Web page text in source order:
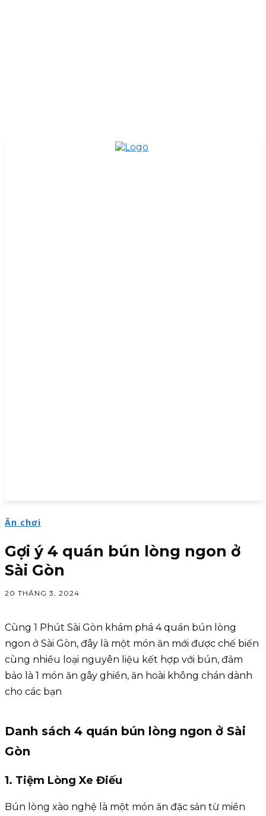
Ăn chơi
Gợi ý 4 quán bún lòng ngon ở
Sài Gòn
20 THÁNG 3, 2024
Cùng 1 Phút Sài Gòn khám phá 4 quán bún lòng
ngon ở Sài Gòn, đây là một món ăn mới được chế biến
cùng nhiều loại nguyên liệu kết hợp với bún, đảm
bảo là 1 món ăn gây ghiền, ăn hoài không chán dành
cho các bạn
Danh sách 4 quán bún lòng ngon ở Sài
Gòn
1. Tiệm Lòng Xe Điếu
Bún lòng xào nghệ là một món ăn đặc sản từ miền